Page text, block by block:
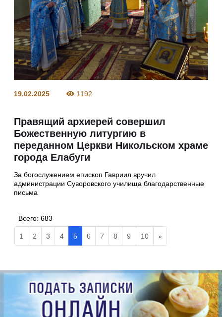
19.02.2025 1192
Правящий архиерей совершил
Божественную литургию в
переданном Церкви Никольском храме
города Елабуги
За богослужением епископ Гавриил вручил
администрации Суворовского училища благодарственные
письма
Всего:683
1 2 3 4 5 6 7 8 9 10 »